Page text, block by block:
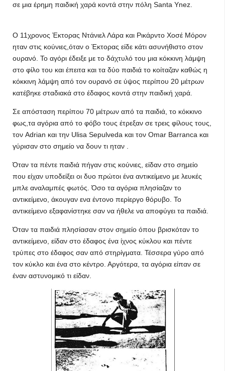
σε μια έρημη παιδική χαρά κοντά στην πόλη Santa Ynez.
Ο 11χρονος Έκτορας Ντάνιελ Λάρα και Ρικάρντο Χοσέ Μόρον
ηταν στις κούνιες,όταν ο Έκτορας είδε κάτι ασυνήθιστο στον
ουρανό. Το αγόρι έδειξε με το δάχτυλό του μια κόκκινη λάμψη
στο φίλο του και έπειτα και τα δύο παιδιά το κοίταζαν καθώς η
κόκκινη λάμψη από τον ουρανό σε ύψος περίπου 20 μέτρων
κατέβηκε σταδιακά στο έδαφος κοντά στην παιδική χαρά.
Σε απόσταση περίπου 70 μέτρων από τα παιδιά, το κόκκινο
φως,τα αγόρια από το φόβο τους έτρεξαν σε τρεις φίλους τους,
τον Adrian και την Ulisa Sepulveda και τον Omar Barranca και
γύρισαν στο σημείο να δουν τι ηταν .
Όταν τα πέντε παιδιά πήγαν στις κούνιες, είδαν στο σημείο
που είχαν υποδείξει οι δυο πρώτοι ένα αντικείμενο με λευκές
μπλε αναλαμπές φωτός. Όσο τα αγόρια πλησίαζαν το
αντικείμενο, άκουγαν ενα έντονο περίεργο θόρυβο. Το
αντικείμενο εξαφανίστηκε σαν να ήθελε να αποφύγει τα παιδιά.
Όταν τα παιδιά πλησίασαν στον σημείο όπου βρισκόταν το
αντικείμενο, είδαν στο έδαφος ένα ίχνος κύκλου και πέντε
τρύπες στο έδαφος σαν από στηρίγματα. Τέσσερα γύρο από
τον κύκλο και ένα στο κέντρο. Αργότερα, τα αγόρια είπαν σε
έναν αστυνομικό τι είδαν.